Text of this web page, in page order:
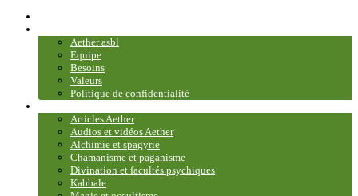
Aether asbl
Equipe
Besoins
Valeurs
Politique de confidentialité
Articles Aether
Audios et vidéos Aether
Alchimie et spagyrie
Chamanisme et paganisme
Divination et facultés psychiques
Kabbale